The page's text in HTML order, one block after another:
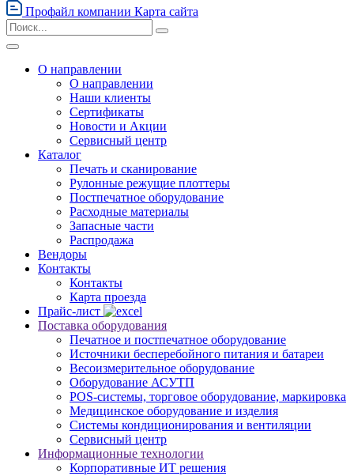
Профайл компании Карта сайта
О направлении
О направлении
Наши клиенты
Сертификаты
Новости и Акции
Сервисный центр
Каталог
Печать и сканирование
Рулонные режущие плоттеры
Постпечатное оборудование
Расходные материалы
Запасные части
Распродажа
Вендоры
Контакты
Контакты
Карта проезда
Прайс-лист
Поставка оборудования
Печатное и постпечатное оборудование
Источники бесперебойного питания и батареи
Весоизмерительное оборудование
Оборудование АСУТП
POS-системы, торговое оборудование, маркировка
Медицинское оборудование и изделия
Системы кондиционирования и вентиляции
Сервисный центр
Информационные технологии
Корпоративные ИТ решения